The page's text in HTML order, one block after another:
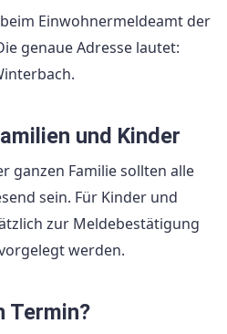
Einwohnermeldeamt der
genaue Adresse lautet:
und Kinder
ganzen Familie sollten alle
sein. Für Kinder und
zur Meldebestätigung
werden.
Termin?